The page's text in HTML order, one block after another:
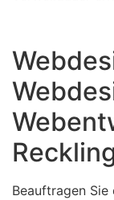
Beauftragen